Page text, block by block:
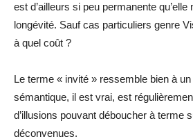
est d’ailleurs si peu permanente
longévité. Sauf cas particuliers genre
à quel coût ?
Le terme « invité » ressemble bien à
sémantique, il est vrai, est
d’illusions pouvant déboucher à terme
déconvenues.